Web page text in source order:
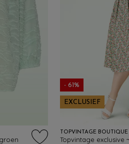
- 61%
EXCLUSIEF
TOPVINTAGE